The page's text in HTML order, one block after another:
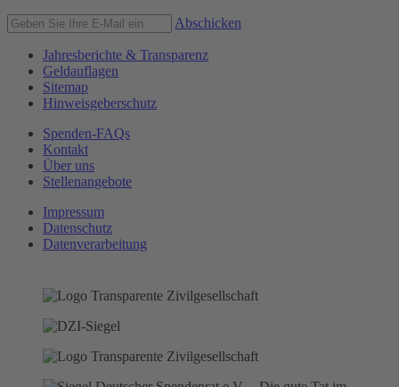
Abschicken
Jahresberichte & Transparenz
Geldauflagen
Sitemap
Hinweisgeberschutz
Spenden-FAQs
Kontakt
Über uns
Stellenangebote
Impressum
Datenschutz
Datenverarbeitung